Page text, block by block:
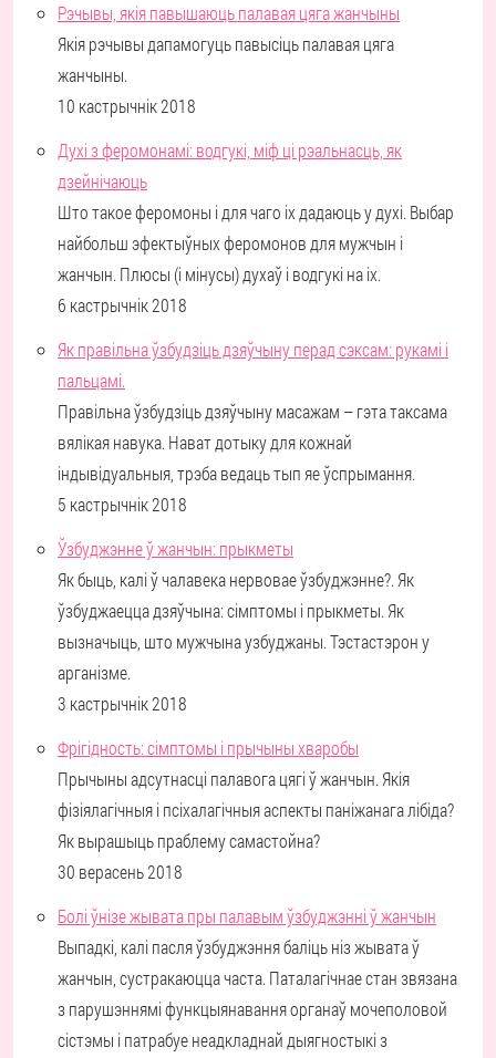
Рэчывы, якія павышаюць палавая цяга жанчыны
Якія рэчывы дапамогуць павысіць палавая цяга
жанчыны.
10 кастрычнік 2018
Духі з феромонамі: водгукі, міф ці рэальнасць, як
дзейнічаюць
Што такое феромоны і для чаго іх дадаюць у духі. Выбар
найбольш эфектыўных феромонов для мужчын і
жанчын. Плюсы (і мінусы) духаў і водгукі на іх.
6 кастрычнік 2018
Як правільна ўзбудзіць дзяўчыну перад сэксам: рукамі і
пальцамі.
Правільна ўзбудзіць дзяўчыну масажам – гэта таксама
вялікая навука. Нават дотыку для кожнай
індывідуальныя, трэба ведаць тып яе ўспрымання.
5 кастрычнік 2018
Ўзбуджэнне ў жанчын: прыкметы
Як быць, калі ў чалавека нервовае ўзбуджэнне?. Як
ўзбуджаецца дзяўчына: сімптомы і прыкметы. Як
вызначыць, што мужчына узбуджаны. Тэстастэрон у
арганізме.
3 кастрычнік 2018
Фрігідность: сімптомы і прычыны хваробы
Прычыны адсутнасці палавога цягі ў жанчын. Якія
фізіялагічныя і псіхалагічныя аспекты паніжанага лібіда?
Як вырашыць праблему самастойна?
30 верасень 2018
Болі ўнізе жывата пры палавым ўзбуджэнні ў жанчын
Выпадкі, калі пасля ўзбуджэння баліць ніз жывата ў
жанчын, сустракаюцца часта. Паталагічнае стан звязана
з парушэннямі функцыянавання органаў мочеполовой
сістэмы і патрабуе неадкладнай дыягностыкі з